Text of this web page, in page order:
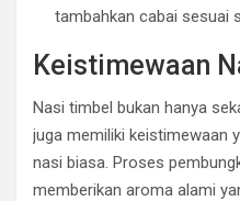
tambahkan cabai sesuai
Keistimewaan
Nasi timbel bukan hanya
juga memiliki keistimewaan
nasi biasa. Proses
memberikan aroma alami